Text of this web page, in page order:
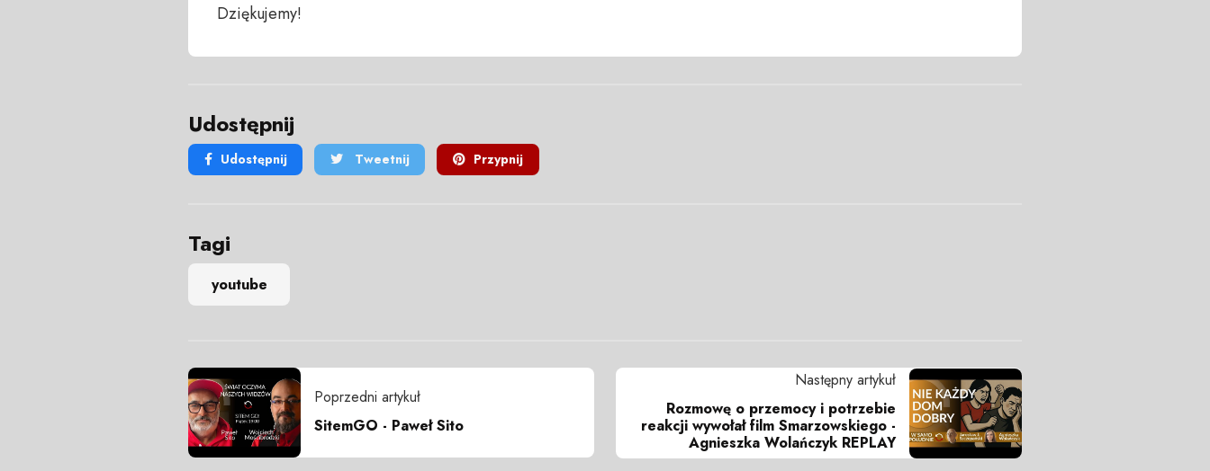
Dziękujemy!
Udostępnij
Udostępnij Tweetnij Przypnij
Tagi
youtube
Poprzedni artykuł
SitemGO - Paweł Sito
Następny artykuł
Rozmowę o przemocy i potrzebie
reakcji wywołał film Smarzowskiego -
Agnieszka Wolańczyk REPLAY